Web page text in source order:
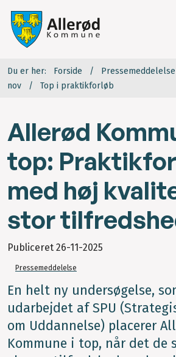
Du er her: Forside
nov
Top i praktikforløb
Allerød
top:
med høj
stor
Publiceret 26-11-2025
Pressemeddelelse
En helt ny undersøgelse,
udarbejdet af SPU
om Uddannelse) placerer
Kommune i top, når det de